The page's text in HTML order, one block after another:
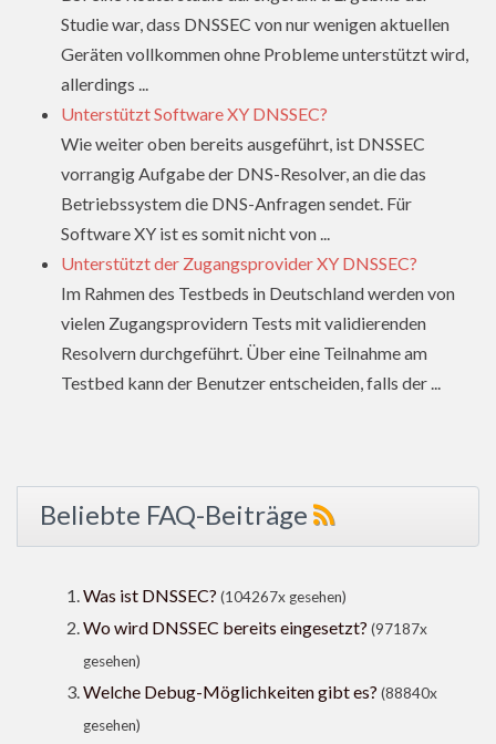
Studie war, dass DNSSEC von nur wenigen aktuellen
Geräten vollkommen ohne Probleme unterstützt wird,
allerdings ...
Unterstützt Software XY DNSSEC?
Wie weiter oben bereits ausgeführt, ist DNSSEC
vorrangig Aufgabe der DNS-Resolver, an die das
Betriebssystem die DNS-Anfragen sendet. Für
Software XY ist es somit nicht von ...
Unterstützt der Zugangsprovider XY DNSSEC?
Im Rahmen des Testbeds in Deutschland werden von
vielen Zugangsprovidern Tests mit validierenden
Resolvern durchgeführt. Über eine Teilnahme am
Testbed kann der Benutzer entscheiden, falls der ...
Beliebte FAQ-Beiträge
Was ist DNSSEC? (104267x gesehen)
Wo wird DNSSEC bereits eingesetzt? (97187x
gesehen)
Welche Debug-Möglichkeiten gibt es? (88840x
gesehen)